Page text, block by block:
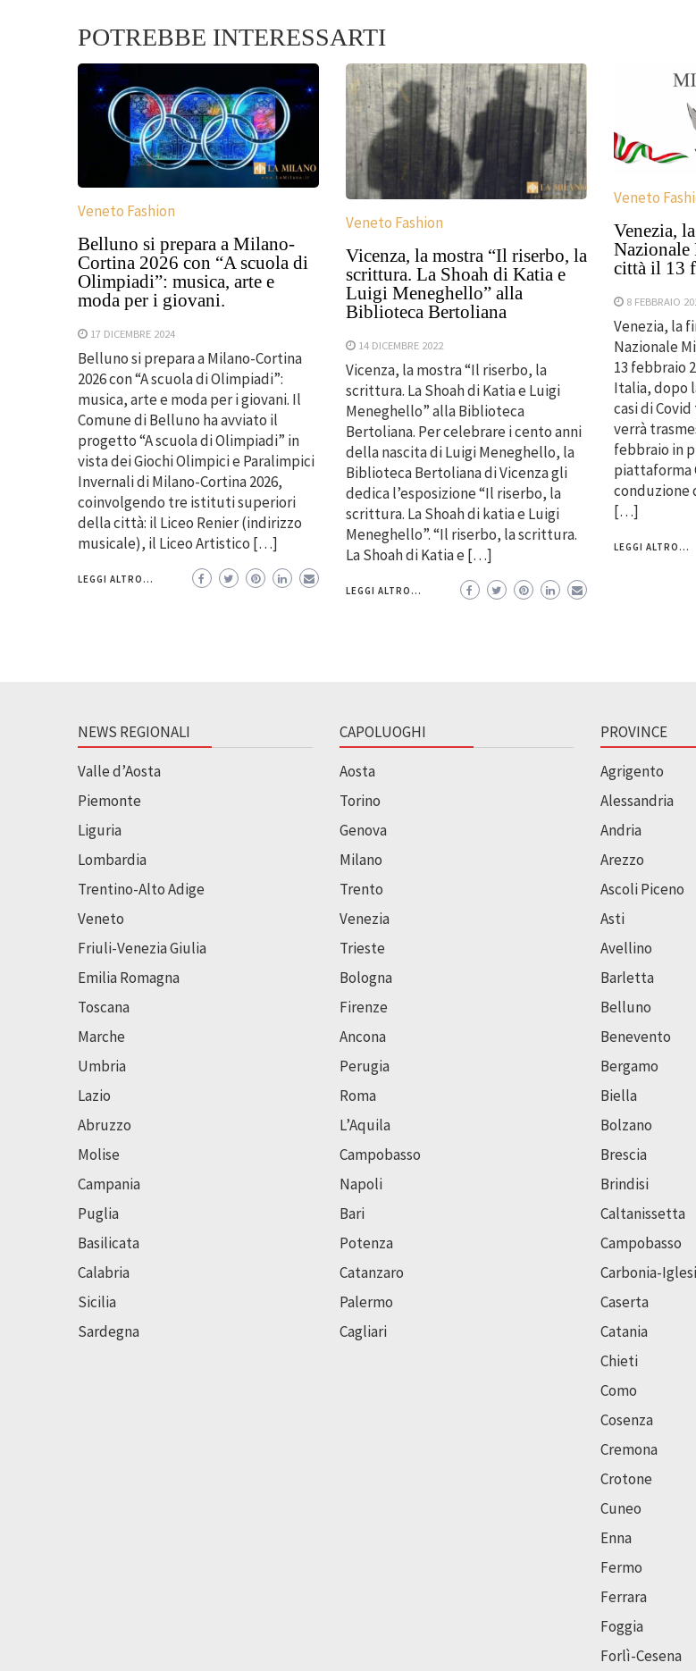
POTREBBE INTERESSARTI
Veneto Fashion
Belluno si prepara a Milano-
Cortina 2026 con “A scuola di
Olimpiadi”: musica, arte e
moda per i giovani.
17 DICEMBRE 2024
Belluno si prepara a Milano-Cortina
2026 con “A scuola di Olimpiadi”:
musica, arte e moda per i giovani. Il
Comune di Belluno ha avviato il
progetto “A scuola di Olimpiadi” in
vista dei Giochi Olimpici e Paralimpici
Invernali di Milano-Cortina 2026,
coinvolgendo tre istituti superiori
della città: il Liceo Renier (indirizzo
musicale), il Liceo Artistico […]
LEGGI ALTRO...
Veneto Fashion
Vicenza, la mostra “Il riserbo, la
scrittura. La Shoah di Katia e
Luigi Meneghello” alla
Biblioteca Bertoliana
14 DICEMBRE 2022
Vicenza, la mostra “Il riserbo, la
scrittura. La Shoah di Katia e Luigi
Meneghello” alla Biblioteca
Bertoliana. Per celebrare i cento anni
della nascita di Luigi Meneghello, la
Biblioteca Bertoliana di Vicenza gli
dedica l’esposizione “Il riserbo, la
scrittura. La Shoah di katia e Luigi
Meneghello”. “Il riserbo, la scrittura.
La Shoah di Katia e […]
LEGGI ALTRO...
Veneto
Venezia,
Nazionale
città il 13
8 FEBBRAIO
Venezia, la
Nazionale
13 febbraio
Italia, dopo
casi di
verrà
febbraio in
piattaforma
conduzione
[…]
LEGGI ALTRO...
NEWS REGIONALI
Valle d’Aosta
Piemonte
Liguria
Lombardia
Trentino-Alto Adige
Veneto
Friuli-Venezia Giulia
Emilia Romagna
Toscana
Marche
Umbria
Lazio
Abruzzo
Molise
Campania
Puglia
Basilicata
Calabria
Sicilia
Sardegna
CAPOLUOGHI
Aosta
Torino
Genova
Milano
Trento
Venezia
Trieste
Bologna
Firenze
Ancona
Perugia
Roma
L’Aquila
Campobasso
Napoli
Bari
Potenza
Catanzaro
Palermo
Cagliari
PROVINCE
Agrigento
Alessandria
Andria
Arezzo
Ascoli Piceno
Asti
Avellino
Barletta
Belluno
Benevento
Bergamo
Biella
Bolzano
Brescia
Brindisi
Caltanissetta
Campobasso
Carbonia-
Caserta
Catania
Chieti
Como
Cosenza
Cremona
Crotone
Cuneo
Enna
Fermo
Ferrara
Foggia
Forlì-Cesena